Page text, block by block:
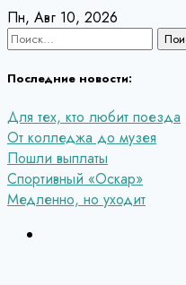
Перейти
к
Пн, Авг 10, 2026
Найти:
Последние новости:
Для тех, кто любит поезда
От колледжа до музея
Пошли выплаты
Спортивный «Оскар»
Медленно, но уходит